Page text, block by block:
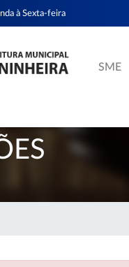
à Sexta-feira
SME